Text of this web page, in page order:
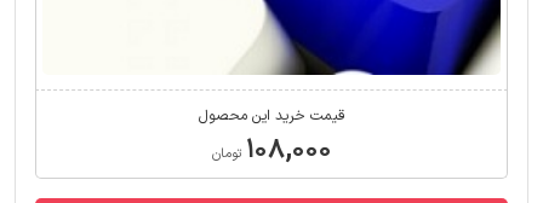
قیمت خرید این محصول
۱۰۸,۰۰۰ تومان